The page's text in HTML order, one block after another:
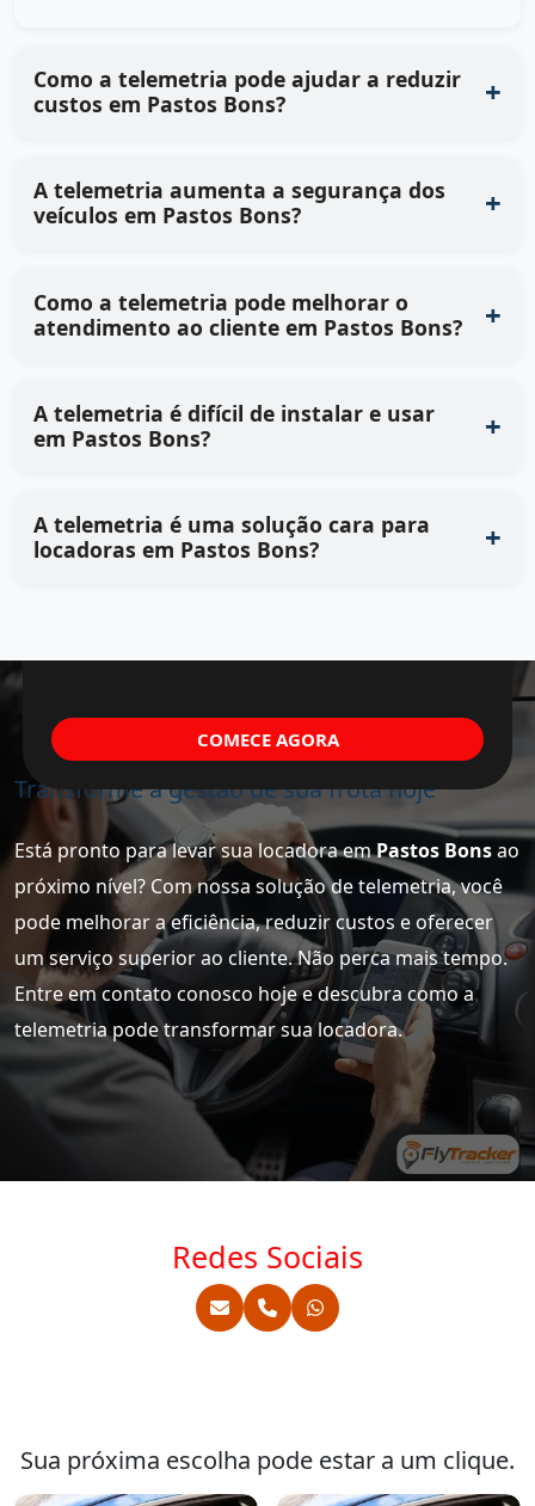
Como a telemetria pode ajudar a reduzir
custos em Pastos Bons?
A telemetria aumenta a segurança dos
veículos em Pastos Bons?
Como a telemetria pode melhorar o
atendimento ao cliente em Pastos Bons?
A telemetria é difícil de instalar e usar
em Pastos Bons?
A telemetria é uma solução cara para
locadoras em Pastos Bons?
Transforme a gestão de sua frota hoje
Está pronto para levar sua locadora emPastos Bonsao
próximo nível? Com nossa solução de telemetria, você
pode melhorar a eficiência, reduzir custos e oferecer
um serviço superior ao cliente. Não perca mais tempo.
Entre em contato conosco hoje e descubra como a
telemetria pode transformar sua locadora.
COMECE AGORA
Redes Sociais
Sua próxima escolha pode estar a um clique.